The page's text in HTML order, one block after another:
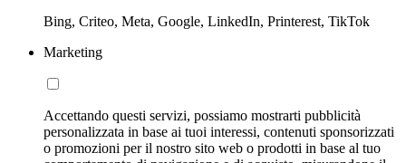
Bing, Criteo, Meta, Google, LinkedIn, Printerest, TikTok
Marketing
Accettando questi servizi, possiamo mostrarti pubblicità
personalizzata in base ai tuoi interessi, contenuti sponsorizzati
o promozioni per il nostro sito web o prodotti in base al tuo